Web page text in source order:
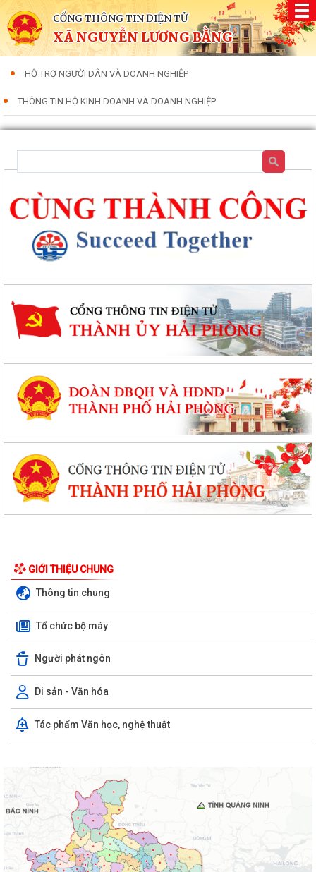
CỔNG THÔNG TIN ĐIỆN TỬ
XÃ NGUYỄN LƯƠNG BẰNG
HỖ TRỢ NGƯỜI DÂN VÀ DOANH NGHIỆP
THÔNG TIN HỘ KINH DOANH VÀ DOANH NGHIỆP
GIỚI THIỆU CHUNG
Thông tin chung
Tổ chức bộ máy
Người phát ngôn
Di sản - Văn hóa
Tác phẩm Văn học, nghệ thuật